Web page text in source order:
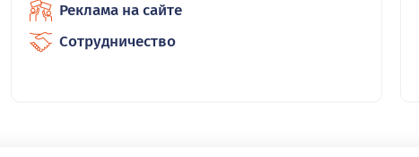
Реклама на сайте
Сотрудничество